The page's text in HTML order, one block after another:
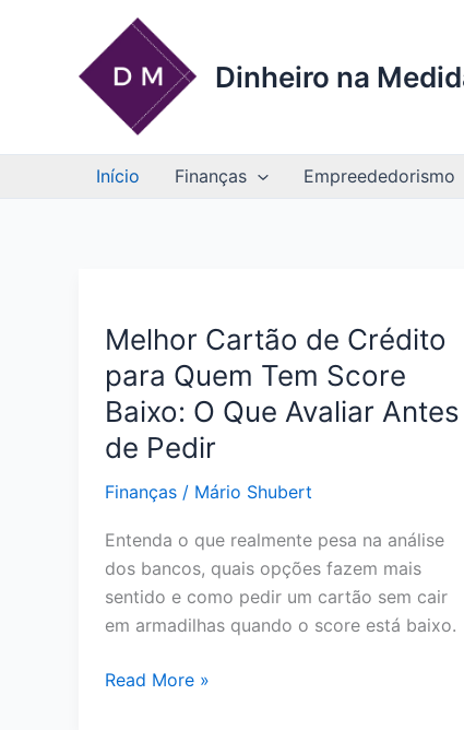
Dinheiro na
Início Finanças Empreededorismo
Melhor Cartão de Crédito
para Quem Tem Score
Baixo: O Que Avaliar Antes
de Pedir
Finanças / Mário Shubert
Entenda o que realmente pesa na análise
dos bancos, quais opções fazem mais
sentido e como pedir um cartão sem cair
em armadilhas quando o score está baixo.
Melhor
Read More »